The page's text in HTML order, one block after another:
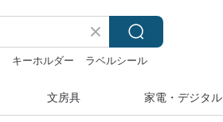
キーホルダー
ラベルシール
文房具 家電・デジタル